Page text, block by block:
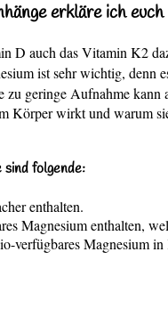
erkläre ich euch
D auch das Vitamin K2
ist sehr wichtig,
zu geringe Aufnahme
Körper wirkt und warum
folgende:
enthalten.
Magnesium enthalten,
verfügbares Magnesium in